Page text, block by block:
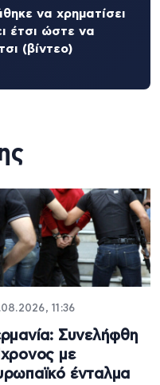
να χρηματίσει
έτσι ώστε να
(βίντεο)
11:36
Συνελήφθη
με
ένταλμα